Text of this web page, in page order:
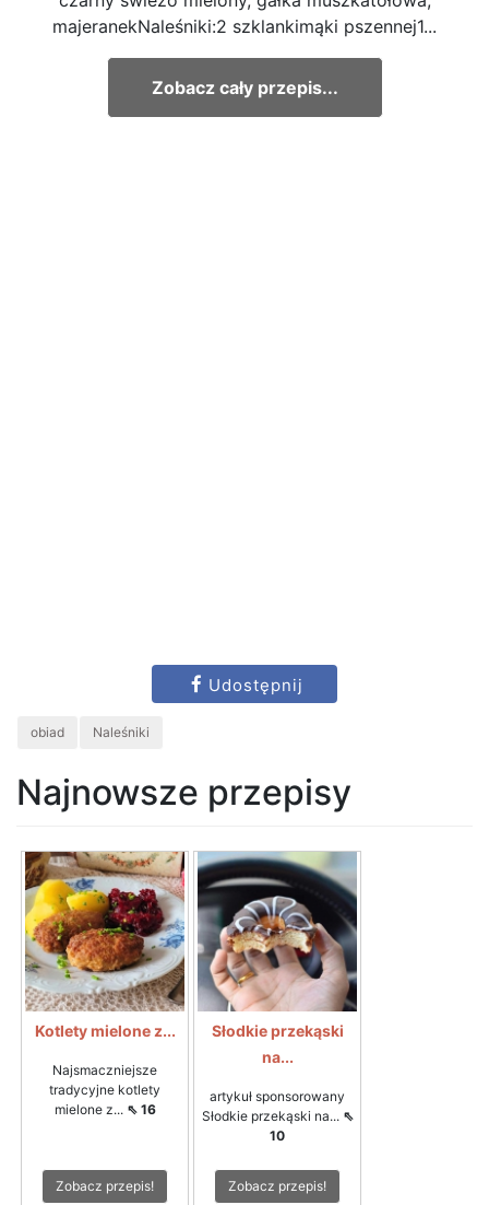
majeranekNaleśniki:2 szklankimąki pszennej1...
Zobacz cały przepis...
Udostępnij
obiad Naleśniki
Najnowsze przepisy
Kotlety mielone z...
Najsmaczniejsze
tradycyjne kotlety
mielone z... ⇖ 16
Zobacz przepis!
Słodkie przekąski
na...
artykuł sponsorowany
Słodkie przekąski na... ⇖
10
Zobacz przepis!